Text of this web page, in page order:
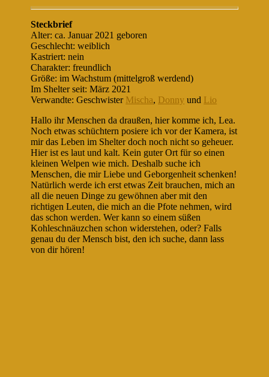
Steckbrief
Alter: ca. Januar 2021 geboren
Geschlecht: weiblich
Kastriert: nein
Charakter: freundlich
Größe: im Wachstum (mittelgroß werdend)
Im Shelter seit: März 2021
Verwandte: Geschwister Mischa, Donny und Lio
Hallo ihr Menschen da draußen, hier komme ich, Lea.
Noch etwas schüchtern posiere ich vor der Kamera, ist
mir das Leben im Shelter doch noch nicht so geheuer.
Hier ist es laut und kalt. Kein guter Ort für so einen
kleinen Welpen wie mich. Deshalb suche ich
Menschen, die mir Liebe und Geborgenheit schenken!
Natürlich werde ich erst etwas Zeit brauchen, mich an
all die neuen Dinge zu gewöhnen aber mit den
richtigen Leuten, die mich an die Pfote nehmen, wird
das schon werden. Wer kann so einem süßen
Kohleschnäuzchen schon widerstehen, oder? Falls
genau du der Mensch bist, den ich suche, dann lass
von dir hören!